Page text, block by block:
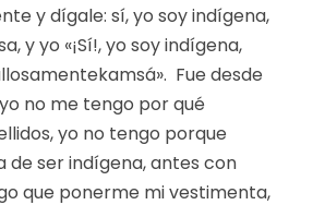
y dígale: sí, yo soy indígena,
y yo «¡Sí!, yo soy indígena,
Fue desde
no me tengo por qué
yo no tengo porque
de ser indígena, antes con
que ponerme mi vestimenta,